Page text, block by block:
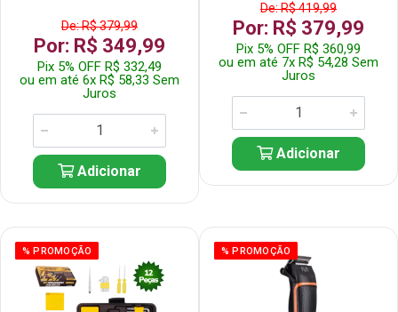
De: R$ 379,99
Por: R$ 349,99
Pix 5% OFF R$ 332,49
ou em até 6x R$ 58,33 Sem
Juros
Adicionar
De: R$ 419,99
Por: R$ 379,99
Pix 5% OFF R$ 360,99
ou em até 7x R$ 54,28 Sem
Juros
Adicionar
% PROMOÇÃO % PROMOÇÃO